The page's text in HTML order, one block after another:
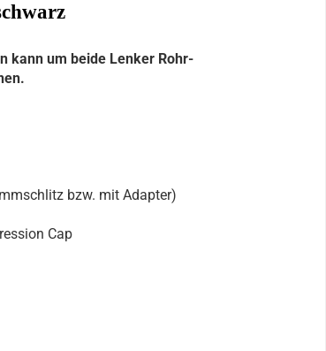
kann um beide Lenker Rohr-
bzw. mit Adapter)
Cap